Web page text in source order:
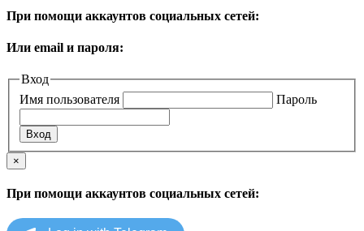
При помощи аккаунтов социальных сетей:
Или email и пароля:
Вход
Имя пользователя
Пароль
×
При помощи аккаунтов социальных сетей: